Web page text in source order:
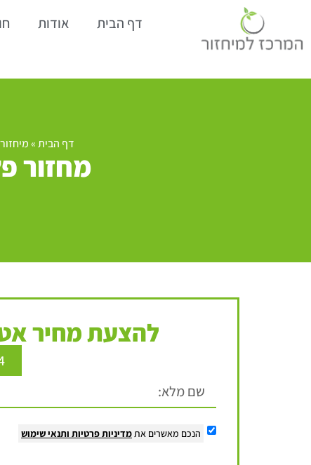
דף הבית אודות
דף הבית»
מחזור
להצעת מחיר
הנכם מאשרים אתמדיניות פרטיות ותנאי שימוש